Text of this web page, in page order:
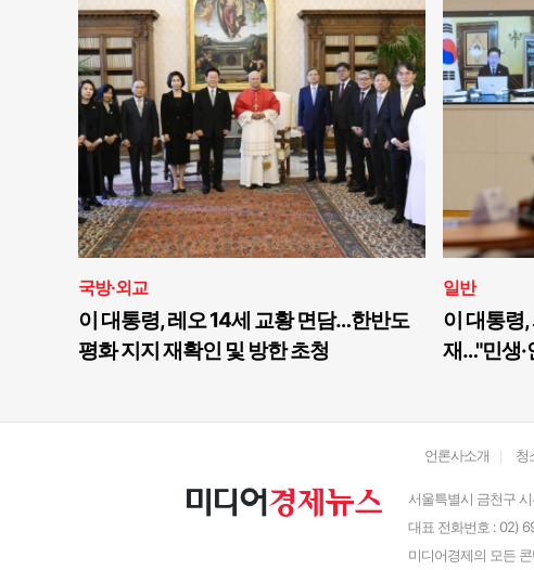
국방·외교
이 대통령, 레오 14세 교황 면담…한반도
평화 지지 재확인 및 방한 초청
일반
이 대통령
재…"민생·
언론사소개 청
서울특별시 금천구
대표 전화번호 : 02)
미디어경제의 모든